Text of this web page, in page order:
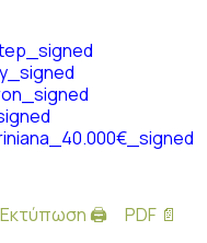
Εκτύπωση 🖨 PDF 📄